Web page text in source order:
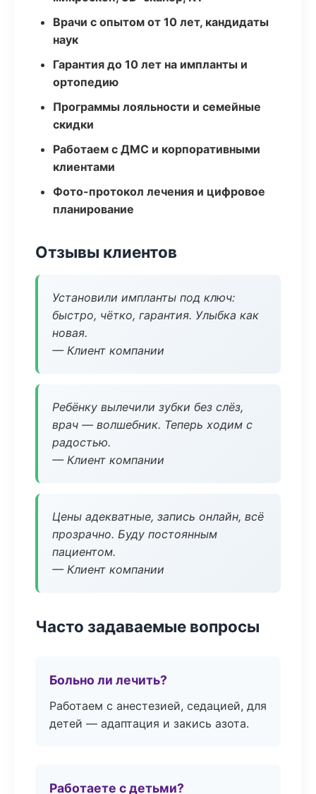
Врачи с опытом от 10 лет, кандидаты
наук
Гарантия до 10 лет на импланты и
ортопедию
Программы лояльности и семейные
скидки
Работаем с ДМС и корпоративными
клиентами
Фото-протокол лечения и цифровое
планирование
Отзывы клиентов
Установили импланты под ключ:
быстро, чётко, гарантия. Улыбка как
новая.
— Клиент компании
Ребёнку вылечили зубки без слёз,
врач — волшебник. Теперь ходим с
радостью.
— Клиент компании
Цены адекватные, запись онлайн, всё
прозрачно. Буду постоянным
пациентом.
— Клиент компании
Часто задаваемые вопросы
Больно ли лечить?
Работаем с анестезией, седацией, для
детей — адаптация и закись азота.
Работаете с детьми?